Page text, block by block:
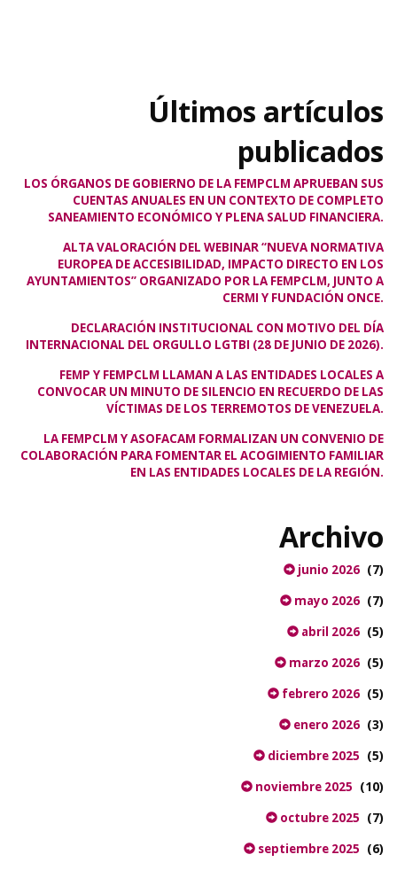
Últimos artículos
publicados
LOS ÓRGANOS DE GOBIERNO DE LA FEMPCLM APRUEBAN SUS
CUENTAS ANUALES EN UN CONTEXTO DE COMPLETO
SANEAMIENTO ECONÓMICO Y PLENA SALUD FINANCIERA.
ALTA VALORACIÓN DEL WEBINAR “NUEVA NORMATIVA
EUROPEA DE ACCESIBILIDAD, IMPACTO DIRECTO EN LOS
AYUNTAMIENTOS” ORGANIZADO POR LA FEMPCLM, JUNTO A
CERMI Y FUNDACIÓN ONCE.
DECLARACIÓN INSTITUCIONAL CON MOTIVO DEL DÍA
INTERNACIONAL DEL ORGULLO LGTBI (28 DE JUNIO DE 2026).
FEMP Y FEMPCLM LLAMAN A LAS ENTIDADES LOCALES A
CONVOCAR UN MINUTO DE SILENCIO EN RECUERDO DE LAS
VÍCTIMAS DE LOS TERREMOTOS DE VENEZUELA.
LA FEMPCLM Y ASOFACAM FORMALIZAN UN CONVENIO DE
COLABORACIÓN PARA FOMENTAR EL ACOGIMIENTO FAMILIAR
EN LAS ENTIDADES LOCALES DE LA REGIÓN.
Archivo
junio 2026 (7)
mayo 2026 (7)
abril 2026 (5)
marzo 2026 (5)
febrero 2026 (5)
enero 2026 (3)
diciembre 2025 (5)
noviembre 2025 (10)
octubre 2025 (7)
septiembre 2025 (6)